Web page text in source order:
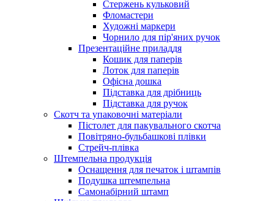
Стержень кульковий
Фломастери
Художні маркери
Чорнило для пір'яних ручок
Презентаційне приладдя
Кошик для паперів
Лоток для паперів
Офісна дошка
Підставка для дрібниць
Підставка для ручок
Скотч та упаковочні матеріали
Пістолет для пакувального скотча
Повітряно-бульбашкові плівки
Стрейч-плівка
Штемпельна продукція
Оснащення для печаток і штампів
Подушка штемпельна
Самонабірний штамп